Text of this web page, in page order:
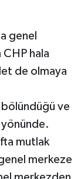
genel
CHP hala
de olmaya
bölündüğü ve
yönünde.
mutlak
merkeze